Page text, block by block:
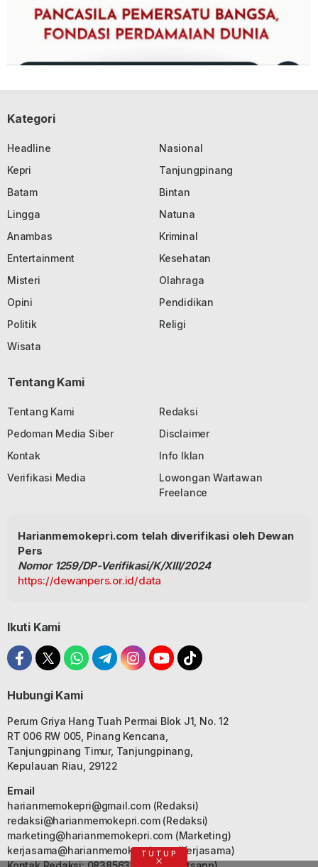
Kategori
Headline
Nasional
Kepri
Tanjungpinang
Batam
Bintan
Lingga
Natuna
Anambas
Kriminal
Entertainment
Kesehatan
Misteri
Olahraga
Opini
Pendidikan
Politik
Religi
Wisata
Tentang Kami
Tentang Kami
Redaksi
Pedoman Media Siber
Disclaimer
Kontak
Info Iklan
Verifikasi Media
Lowongan Wartawan
Freelance
Harianmemokepri.com telah diverifikasi oleh Dewan
Pers
Nomor 1259/DP-Verifikasi/K/XIII/2024
https://dewanpers.or.id/data
Ikuti Kami
Hubungi Kami
Perum Griya Hang Tuah Permai Blok J1, No. 12
RT 006 RW 005, Pinang Kencana,
Tanjungpinang Timur, Tanjungpinang,
Kepulauan Riau, 29122
Email
harianmemokepri@gmail.com(Redaksi)
redaksi@harianmemokepri.com(Redaksi)
marketing@harianmemokepri.com(Marketing)
kerjasama@harianmemokepri.com(Kerjasama)
TUTUP